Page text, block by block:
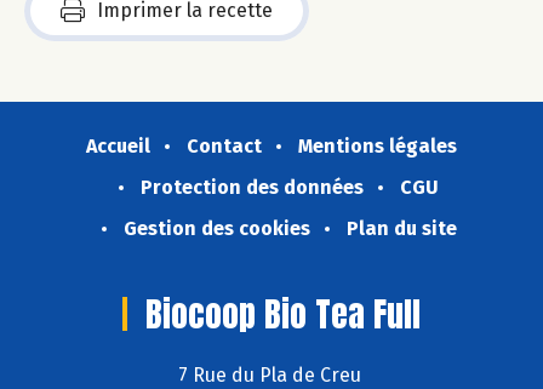
Imprimer la recette
Accueil Contact
Mentions légales
Protection des données
CGU
Gestion des cookies
Plan du site
Biocoop Bio Tea Full
7 Rue du Pla de Creu